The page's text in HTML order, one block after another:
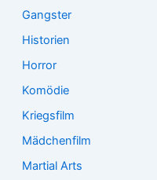
Gangster
Historien
Horror
Komödie
Kriegsfilm
Mädchenfilm
Martial Arts